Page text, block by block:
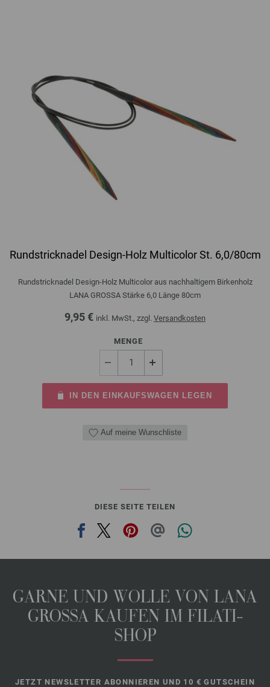
Rundstricknadel Design-Holz Multicolor St. 6,0/80cm
Rundstricknadel Design-Holz Multicolor aus nachhaltigem Birkenholz
LANA GROSSA Stärke 6,0 Länge 80cm
9,95 € inkl. MwSt., zzgl. Versandkosten
MENGE
IN DEN EINKAUFSWAGEN LEGEN
Auf meine Wunschliste
DIESE SEITE TEILEN
GARNE UND WOLLE VON LANA
GROSSA KAUFEN IM FILATI-
SHOP
JETZT NEWSLETTER ABONNIEREN UND 10 € GUTSCHEIN